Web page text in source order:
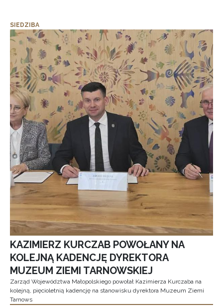
SIEDZIBA
KAZIMIERZ KURCZAB POWOŁANY NA
KOLEJNĄ KADENCJĘ DYREKTORA
MUZEUM ZIEMI TARNOWSKIEJ
Zarząd Województwa Małopolskiego powołał Kazimierza Kurczaba na
kolejną, pięcioletnią kadencję na stanowisku dyrektora Muzeum Ziemi
Tarnows